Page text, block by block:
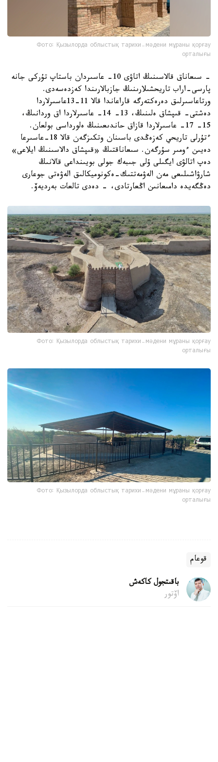
Фото: Қызылорда облыстық тарихи-мәдени мұраны қорғау
орталығы
- سىعاناق قالاسىنىڭ اتاۋى 10- عاسىردان باستاپ تۇركى جانە
پارسى-اراب تاريحشىلارىنىڭ جازبالارىندا كەزدەسەدى.
ورتاعاسىرلىق دەرەكتەرگە قاراعاندا قالا 11-13عاسىرلاردا
دەشتى- قىپشاق ەلىنىڭ، 13- 14- عاسىرلاردا اق وردانىڭ،
15- 17- عاسىرلاردا قازاق حاندىعىنىڭ ەلورداسى بولعان.
ءتۇرلى تاريحي كەزەڭدى باسىنان وتكىزگەن قالا 18-عاسىرعا
دەيىن ءومىر سۇرگەن. سىعاناقتىڭ «قىپشاق دالاسىنىڭ ايلاعى»
دەپ اتالۋى ايگىلى ۇلى جىبەك جولى بويىنداعى قالانىڭ
شارۋاشىلىعى مەن الەۋمەتتىك-ەكونوميكالىق الەۋەتى جوعارى
دەڭگەيدە دامىعانىن اڭعارتادى، - دەدى تالعات بەرديەۆ.
Фото: Қызылорда облыстық тарихи-мәдени мұраны қорғау
орталығы
Фото: Қызылорда облыстық тарихи-мәдени мұраны қорғау
орталығы
قوعام
باقىتجول كاكەش
اۆتور